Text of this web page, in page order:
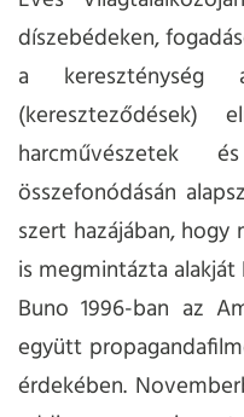
díszebédeken,
a kereszténység
harcművészetek
összefonódásán
szert hazájában,
is megmintázta
Buno 1996-ban az
együtt
érdekében.